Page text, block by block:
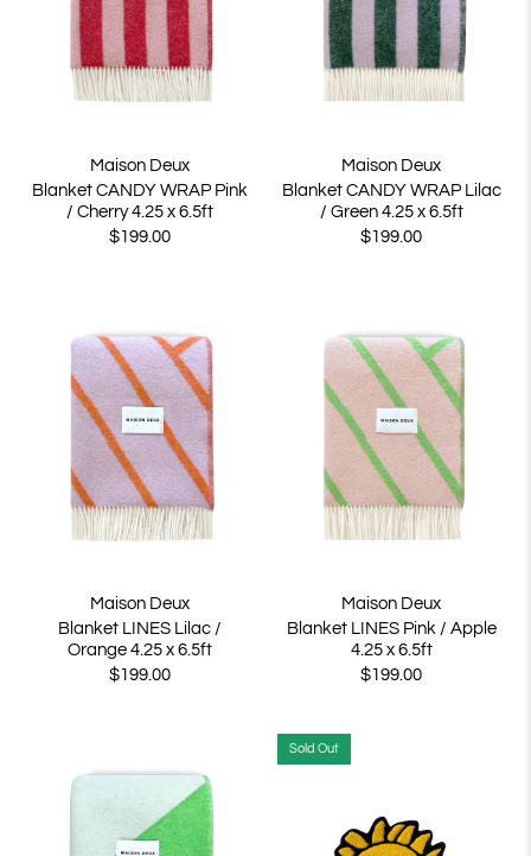
Maison Deux
Blanket CANDY WRAP Pink
/ Cherry 4.25 x 6.5ft
$199.00
Maison Deux
Blanket CANDY WRAP Lilac
/ Green 4.25 x 6.5ft
$199.00
Maison Deux
Blanket LINES Lilac /
Orange 4.25 x 6.5ft
$199.00
Maison Deux
Blanket LINES Pink / Apple
4.25 x 6.5ft
$199.00
Sold Out